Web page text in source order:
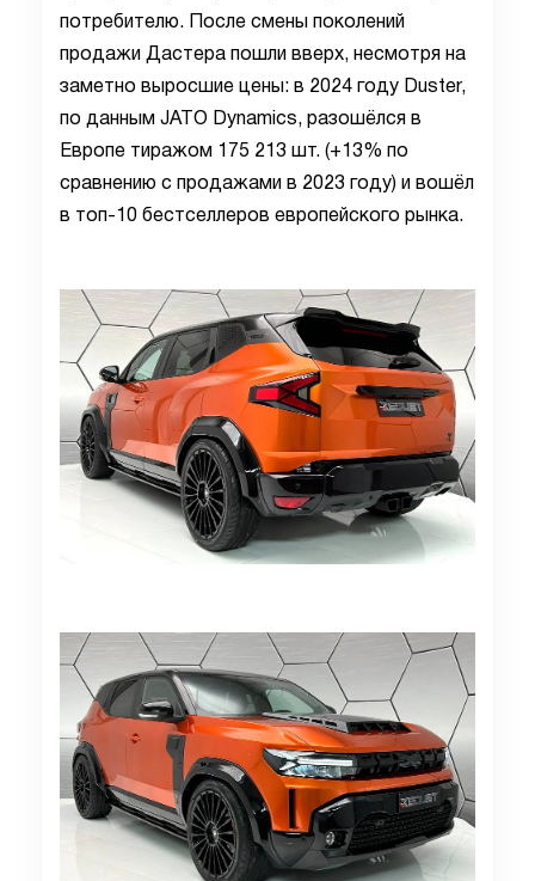
потребителю. После смены поколений
продажи Дастера пошли вверх, несмотря на
заметно выросшие цены: в 2024 году Duster,
по данным JATO Dynamics, разошёлся в
Европе тиражом 175 213 шт. (+13% по
сравнению с продажами в 2023 году) и вошёл
в топ-10 бестселлеров европейского рынка.